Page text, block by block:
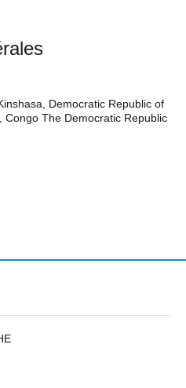
Democratic Republic of
Congo The Democratic Republic